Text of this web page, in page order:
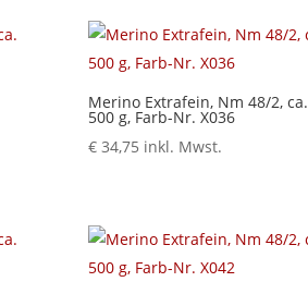
Merino Extrafein, Nm 48/2, ca.
500 g, Farb-Nr. X036
€ 34,75 inkl. Mwst.